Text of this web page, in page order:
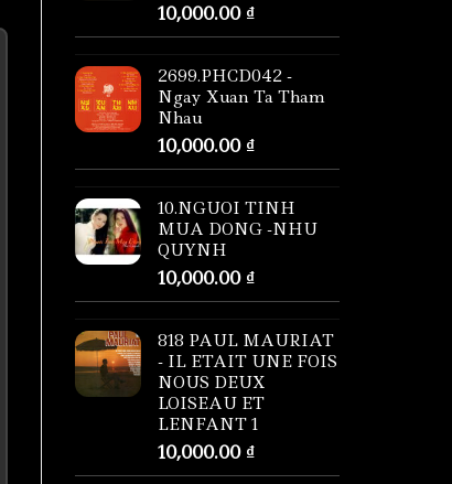
10,000.00 ₫
2699.PHCD042 -
Ngay Xuan Ta Tham
Nhau
10,000.00 ₫
10.NGUOI TINH
MUA DONG -NHU
QUYNH
10,000.00 ₫
818 PAUL MAURIAT
- IL ETAIT UNE FOIS
NOUS DEUX
LOISEAU ET
LENFANT 1
10,000.00 ₫